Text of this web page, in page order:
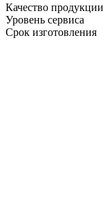
Качество продукции
Уровень сервиса
Срок изготовления